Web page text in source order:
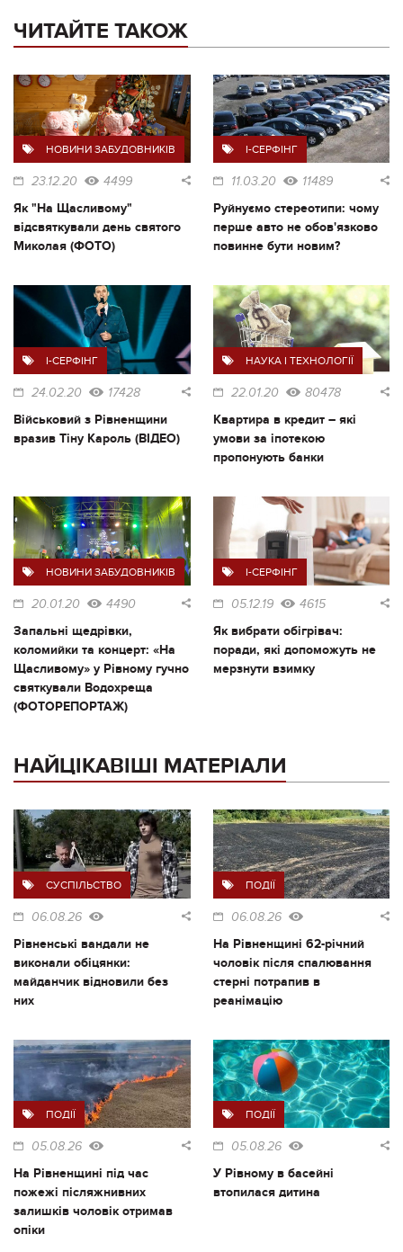
ЧИТАЙТЕ ТАКОЖ
НОВИНИ ЗАБУДОВНИКІВ
23.12.20 4499
Як "На Щасливому"
відсвяткували день святого
Миколая (ФОТО)
I-СЕРФІНГ
11.03.20 11489
Руйнуємо стереотипи: чому
перше авто не обов'язково
повинне бути новим?
I-СЕРФІНГ
24.02.20 17428
Військовий з Рівненщини
вразив Тіну Кароль (ВІДЕО)
НАУКА І ТЕХНОЛОГІЇ
22.01.20 80478
Квартира в кредит – які
умови за іпотекою
пропонують банки
НОВИНИ ЗАБУДОВНИКІВ
20.01.20 4490
Запальні щедрівки,
коломийки та концерт: «На
Щасливому» у Рівному гучно
святкували Водохреща
(ФОТОРЕПОРТАЖ)
I-СЕРФІНГ
05.12.19 4615
Як вибрати обігрівач:
поради, які допоможуть не
мерзнути взимку
НАЙЦІКАВІШІ МАТЕРІАЛИ
СУСПІЛЬСТВО
06.08.26
Рівненські вандали не
виконали обіцянки:
майданчик відновили без
них
ПОДІЇ
06.08.26
На Рівненщині 62-річний
чоловік після спалювання
стерні потрапив в
реанімацію
ПОДІЇ
05.08.26
На Рівненщині під час
пожежі післяжнивних
залишків чоловік отримав
опіки
ПОДІЇ
05.08.26
У Рівному в басейні
втопилася дитина